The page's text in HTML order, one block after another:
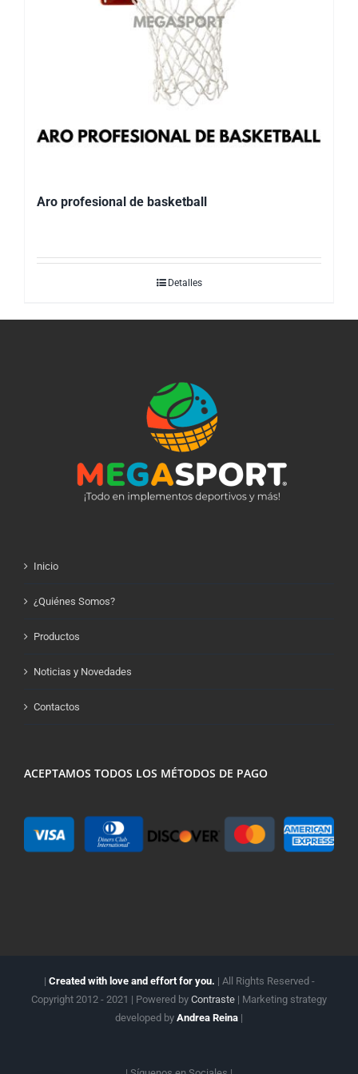
Aro profesional de basketball
Detalles
Inicio
¿Quiénes Somos?
Productos
Noticias y Novedades
Contactos
ACEPTAMOS TODOS LOS MÉTODOS DE PAGO
| Created with love and effort for you. | All Rights Reserved -
Copyright 2012 - 2021 | Powered by Contraste | Marketing strategy
developed by Andrea Reina |